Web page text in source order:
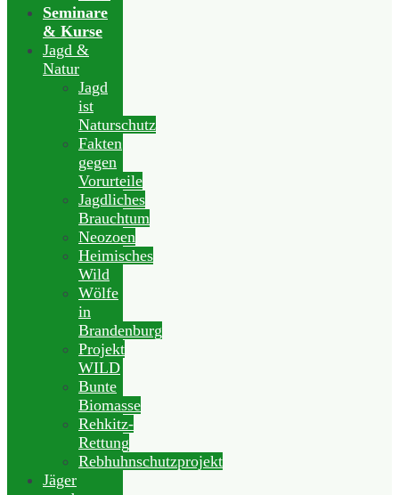
Seminare
& Kurse
Jagd &
Natur
Jagd
ist
Naturschutz
Fakten
gegen
Vorurteile
Jagdliches
Brauchtum
Neozoen
Heimisches
Wild
Wölfe
in
Brandenburg
Projekt
WILD
Bunte
Biomasse
Rehkitz-
Rettung
Rebhuhnschutzprojekt
Jäger